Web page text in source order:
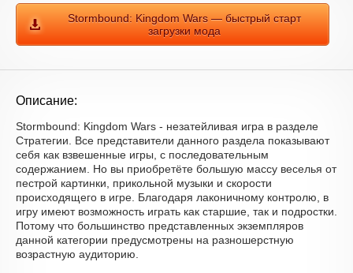
Stormbound: Kingdom Wars — быстрый старт
загрузки мода
Описание:
Stormbound: Kingdom Wars - незатейливая игра в разделе
Стратегии. Все представители данного раздела показывают
себя как взвешенные игры, с последовательным
содержанием. Но вы приобретёте большую массу веселья от
пестрой картинки, прикольной музыки и скорости
происходящего в игре. Благодаря лаконичному контролю, в
игру имеют возможность играть как старшие, так и подростки.
Потому что большинство представленных экземпляров
данной категории предусмотрены на разношерстную
возрастную аудиторию.